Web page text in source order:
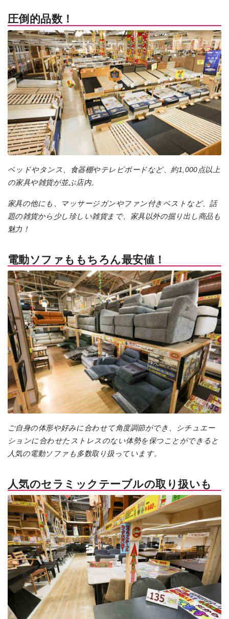
圧倒的品数！
ベッドやタンス、食器棚やテレビボードなど、約1,000点以上
の家具や雑貨が並ぶ店内。
家具の他にも、マッサージガンやファン付きベストなど、話
題の雑貨から少し珍しい雑貨まで、家具以外の掘り出し商品も
魅力！
電動ソファももちろん最安値！
ご自身の体形や好みに合わせて角度調節ができ、シチュエー
ションに合わせたストレスのない体勢を保つことができると
人気の電動ソファも多数取り扱っています。
人気のセラミックテーブルの取り扱いも